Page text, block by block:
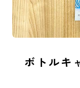
ボトルキ